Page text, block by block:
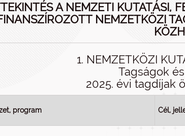
A NEMZETI KUTATÁSI,
NEMZETKÖZI
1. NEMZETKÖZI
Tagságok
2025. évi tagdíjak
program Cél,